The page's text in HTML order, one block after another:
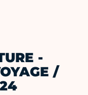
-
/